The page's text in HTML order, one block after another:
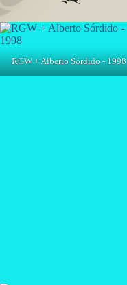
RGW + Alberto Sórdido - 1998